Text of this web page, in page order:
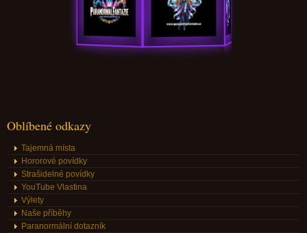
Oblíbené odkazy
Tajemná místa
Hororové povídky
Strašidelné povídky
YouTube Vlastina
Výlety
Naše příběhy
Paranormální dotazník